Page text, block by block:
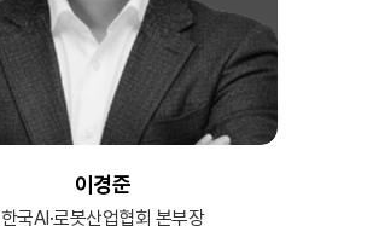
이경준
한국AI·로봇산업협회 본부장